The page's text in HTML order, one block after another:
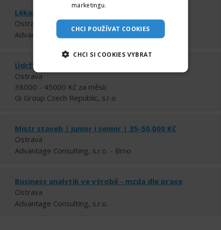
Lékař - radiologie (70.-110.000Kč)
Ostrava
Advantage Consulting, s.r.o. - Brno
Údržba | Výměnář forem do kmene
Ostrava
38000 - 45000 Kč za měsíc
Gi Group Czech Republic, s.r.o
Mistr staveb | junior i senior | 35-50.000 Kč
Ostrava
Advantage Consulting, s.r.o. - Brno
Business analytik ve výrobě - mzda dle praxe
Ostrava
Advantage Consulting, s.r.o.
marketingu.
CHCI POUŽÍVAT COOKIES
CHCI SI COOKIES VYBRAT